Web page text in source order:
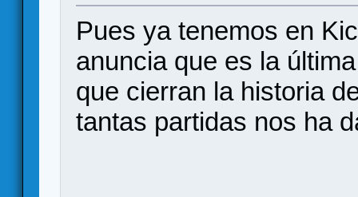
Pues ya tenemos en
anuncia que es la
que cierran la historia
tantas partidas nos ha